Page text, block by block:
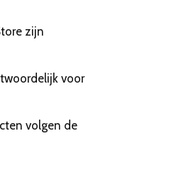
zijn
voor
volgen de